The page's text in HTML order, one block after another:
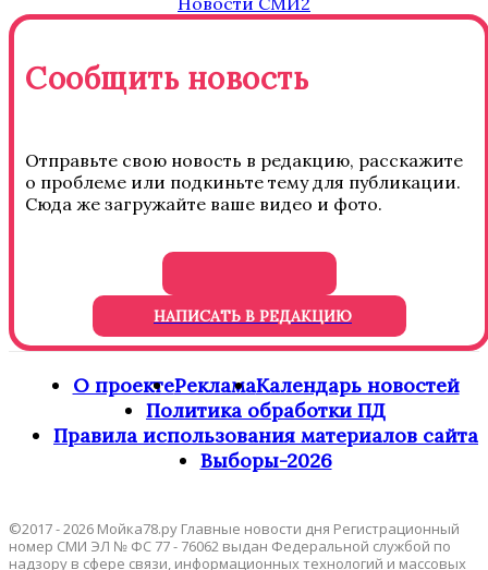
Сообщить новость
Отправьте свою новость в редакцию, расскажите
о проблеме или подкиньте тему для публикации.
Сюда же загружайте ваше видео и фото.
НАПИСАТЬ В РЕДАКЦИЮ
О проектеРекламаКалендарь новостей
Политика обработки ПД
Правила использования материалов сайта
Выборы-2026
©2017 - 2026 Мойка78.ру Главные новости дня Регистрационный
номер СМИ ЭЛ № ФС 77 - 76062 выдан Федеральной службой по
надзору в сфере связи, информационных технологий и массовых